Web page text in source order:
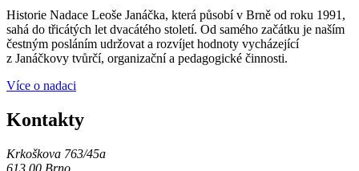
Historie Nadace Leoše Janáčka, která působí v Brně od roku 1991,
sahá do třicátých let dvacátého století. Od samého začátku je naším
čestným posláním udržovat a rozvíjet hodnoty vycházející
z Janáčkovy tvůrčí, organizační a pedagogické činnosti.
Více o nadaci
Kontakty
Krkoškova 763/45a
613 00 Brno